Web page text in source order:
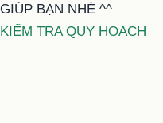
GIÚP BẠN NHÉ ^^
KIỂM TRA QUY HOẠCH